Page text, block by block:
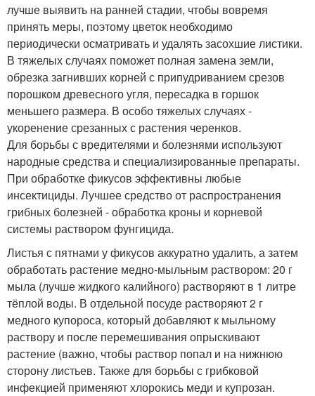
лучше выявить на ранней стадии, чтобы вовремя
принять меры, поэтому цветок необходимо
периодически осматривать и удалять засохшие листики.
В тяжелых случаях поможет полная замена земли,
обрезка загнивших корней с припудриванием срезов
порошком древесного угля, пересадка в горшок
меньшего размера. В особо тяжелых случаях -
укоренение срезанных с растения черенков.
Для борьбы с вредителями и болезнями используют
народные средства и специализированные препараты.
При обработке фикусов эффективны любые
инсектициды. Лучшее средство от распространения
грибных болезней - обработка кроны и корневой
системы раствором фунгицида.
Листья с пятнами у фикусов аккуратно удалить, а затем
обработать растение медно-мыльным раствором: 20 г
мыла (лучше жидкого калийного) растворяют в 1 литре
тёплой воды. В отдельной посуде растворяют 2 г
медного купороса, который добавляют к мыльному
раствору и после перемешивания опрыскивают
растение (важно, чтобы раствор попал и на нижнюю
сторону листьев. Также для борьбы с грибковой
инфекцией применяют хлорокись меди и купрозан.